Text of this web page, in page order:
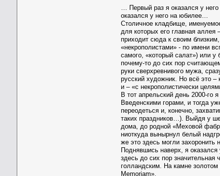
… Первый раз я оказался у
оказался у него на юбилее…
Столичное кладбище,
для которых его главная
приходит сюда к своим
«некрополистами» - по имени
самого, «который салат») или у
почему-то до сих пор
руки сверхревнивого мужа,
русский художник. Но всё это
и – «с некрополистически
В тот апрельский день 2000-го
Введенскими горами, и тогда
переодеться и, конечно,
таких праздников…). Выйдя у
дома, до родной «Меховой
ниоткуда вынырнул белый
же это здесь могли захоронить
Поднявшись наверх, я
здесь до сих пор значительная
голландским. На камне
Memoriam».